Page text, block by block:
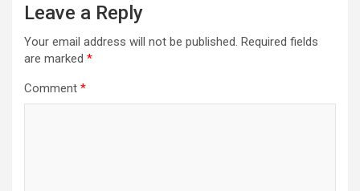
Leave a Reply
Your email address will not be published. Required fields
are marked *
Comment *